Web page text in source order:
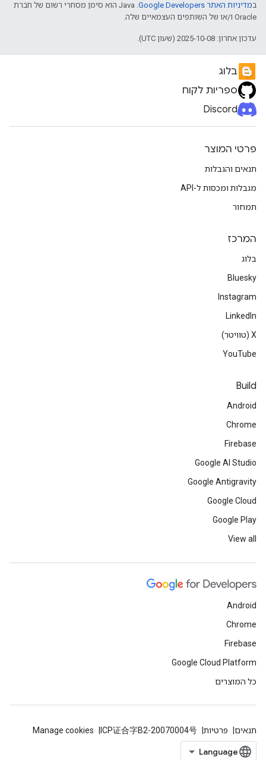
במדיניות האתר Google Developers‏
.‏ Java הוא סימן מסחרי רשום של חברת
Oracle ו/או של השותפים העצמאיים שלה.
עדכון אחרון: 2025-10-08 (שעון UTC).
בלוג
ספריות לקוח
Discord
פרטי המוצר
תנאים והגבלות
מגבלות ומכסות ל-API
תמחור
המרכז
בלוג
Bluesky
Instagram
LinkedIn
‫X (טוויטר)
YouTube
Build
Android
Chrome
Firebase
Google AI Studio
Google Antigravity
Google Cloud
Google Play
View all
Android
Chrome
Firebase
Google Cloud Platform
כל המוצרים
תנאים פרטיות ICP证合字B2-20070004号
Manage cookies